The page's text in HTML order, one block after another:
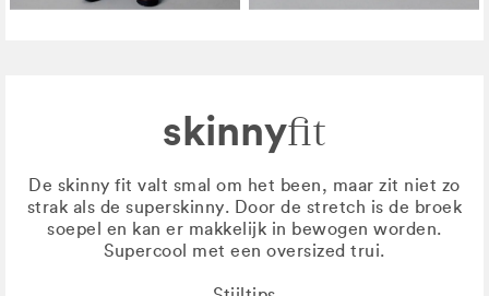
skinnyfit
De skinny fit valt smal om het been, maar zit niet zo
strak als de superskinny. Door de stretch is de broek
soepel en kan er makkelijk in bewogen worden.
Supercool met een oversized trui.